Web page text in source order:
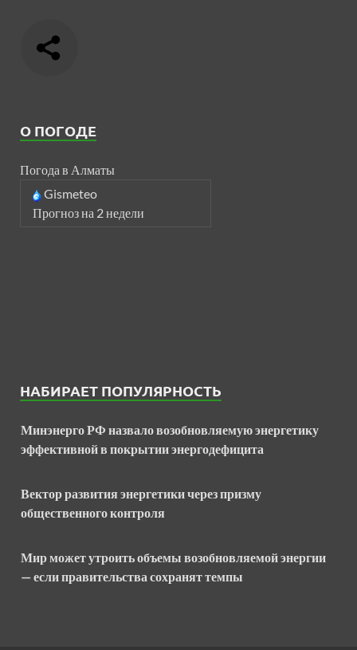
О ПОГОДЕ
Погода в Алматы
Gismeteo
Прогноз на 2 недели
НАБИРАЕТ ПОПУЛЯРНОСТЬ
Минэнерго РФ назвало возобновляемую энергетику
эффективной в покрытии энергодефицита
Вектор развития энергетики через призму
общественного контроля
Мир может утроить объемы возобновляемой энергии
— если правительства сохранят темпы